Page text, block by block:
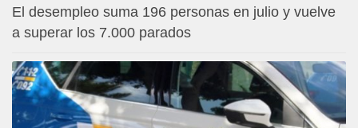
El desempleo suma 196 personas en julio y vuelve
a superar los 7.000 parados